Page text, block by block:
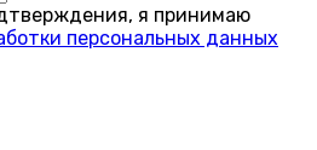
я принимаю
персональных данных